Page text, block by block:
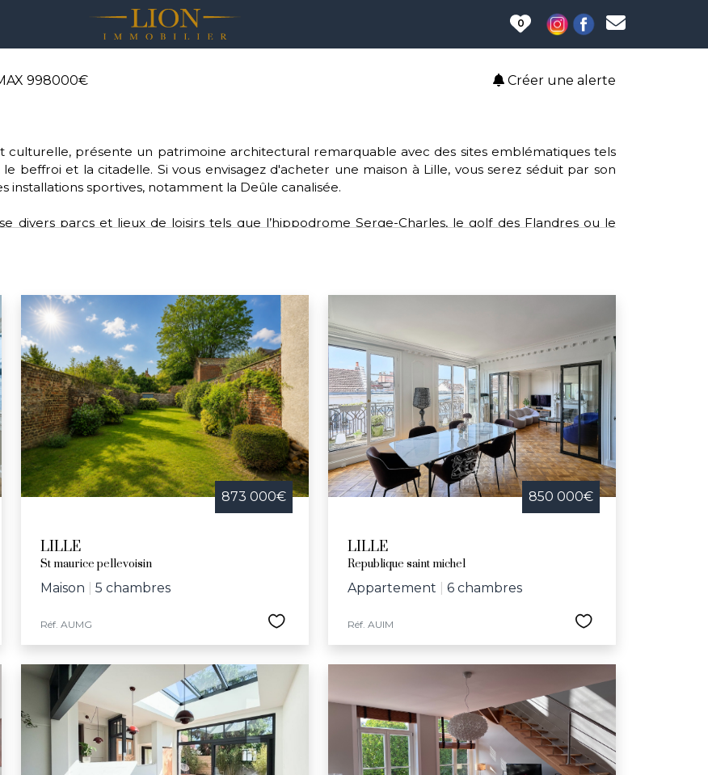
0
Créer une alerte
998000€
culturelle, présente un patrimoine architectural remarquable avec des sites emblématiques tels
beffroi et la citadelle. Si vous envisagez d'acheter une maison à Lille, vous serez séduit par son
installations sportives, notamment la Deûle canalisée.
divers parcs et lieux de loisirs tels que l’hippodrome Serge-Charles, le golf des Flandres ou le
les amateurs de sports, Lille offre une diversité de clubs tels que le rugby, le volley-ball et le
environnementales, de santé, d'éducation et de culture, Lille soutient des causes telles que
rose” pour les femmes atteintes d'un cancer du sein et l'opération de broyage mobile pour
la ville propose tout au long de l'année des animations telles que la Braderie de Lille, la nuit des
pour l’école Vanoverschelde et la semaine bleue dédiée aux aînés. Avec son riche réseau
et sportives, comprenant le Palais des Beaux-Arts, le Grand Palais, le conservatoire
Manuel, Lille offre un cadre idéal pour ceux cherchant une maison à vendre dans une ville
873 000€
LILLE
St maurice pellevoisin
Maison 5 chambres
Réf. AUMG
850 000€
LILLE
Republique saint michel
Appartement 6 chambres
Réf. AUIM